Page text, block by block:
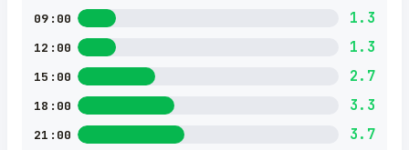
09:00 1.3
12:00 1.3
15:00 2.7
18:00 3.3
21:00 3.7